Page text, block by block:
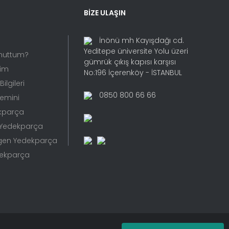
Yedekparça
BİZE ULAŞIN
İnönü mh Kayışdağı cd.
Yeditepe üniversite Yolu üzeri
gümrük çıkış kapısı karşısı
No:196 İçerenköy - İSTANBUL
0850 800 66 66